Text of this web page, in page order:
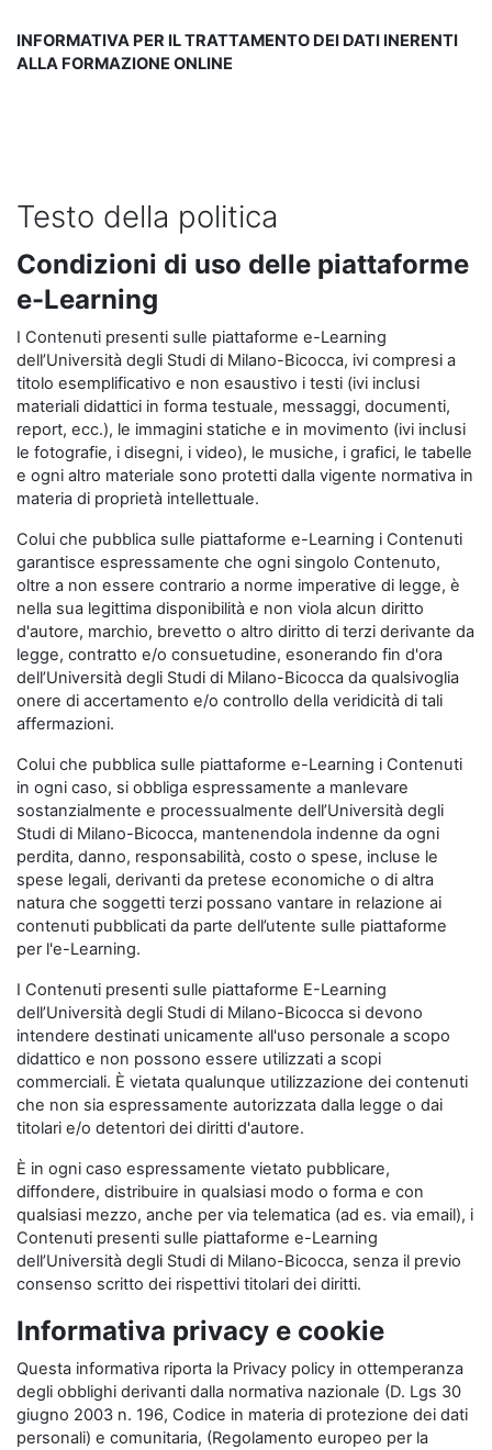
INFORMATIVA PER IL TRATTAMENTO DEI DATI INERENTI
ALLA FORMAZIONE ONLINE
Testo della politica
Condizioni di uso delle piattaforme
e-Learning
I Contenuti presenti sulle piattaforme e-Learning
dell’Università degli Studi di Milano-Bicocca, ivi compresi a
titolo esemplificativo e non esaustivo i testi (ivi inclusi
materiali didattici in forma testuale, messaggi, documenti,
report, ecc.), le immagini statiche e in movimento (ivi inclusi
le fotografie, i disegni, i video), le musiche, i grafici, le tabelle
e ogni altro materiale sono protetti dalla vigente normativa in
materia di proprietà intellettuale.
Colui che pubblica sulle piattaforme e-Learning i Contenuti
garantisce espressamente che ogni singolo Contenuto,
oltre a non essere contrario a norme imperative di legge, è
nella sua legittima disponibilità e non viola alcun diritto
d'autore, marchio, brevetto o altro diritto di terzi derivante da
legge, contratto e/o consuetudine, esonerando fin d'ora
dell’Università degli Studi di Milano-Bicocca da qualsivoglia
onere di accertamento e/o controllo della veridicità di tali
affermazioni.
Colui che pubblica sulle piattaforme e-Learning i Contenuti
in ogni caso, si obbliga espressamente a manlevare
sostanzialmente e processualmente dell’Università degli
Studi di Milano-Bicocca, mantenendola indenne da ogni
perdita, danno, responsabilità, costo o spese, incluse le
spese legali, derivanti da pretese economiche o di altra
natura che soggetti terzi possano vantare in relazione ai
contenuti pubblicati da parte dell’utente sulle piattaforme
per l'e-Learning.
I Contenuti presenti sulle piattaforme E-Learning
dell’Università degli Studi di Milano-Bicocca si devono
intendere destinati unicamente all'uso personale a scopo
didattico e non possono essere utilizzati a scopi
commerciali. È vietata qualunque utilizzazione dei contenuti
che non sia espressamente autorizzata dalla legge o dai
titolari e/o detentori dei diritti d'autore.
È in ogni caso espressamente vietato pubblicare,
diffondere, distribuire in qualsiasi modo o forma e con
qualsiasi mezzo, anche per via telematica (ad es. via email), i
Contenuti presenti sulle piattaforme e-Learning
dell’Università degli Studi di Milano-Bicocca, senza il previo
consenso scritto dei rispettivi titolari dei diritti.
Informativa privacy e cookie
Questa informativa riporta la Privacy policy in ottemperanza
degli obblighi derivanti dalla normativa nazionale (D. Lgs 30
giugno 2003 n. 196, Codice in materia di protezione dei dati
personali) e comunitaria, (Regolamento europeo per la